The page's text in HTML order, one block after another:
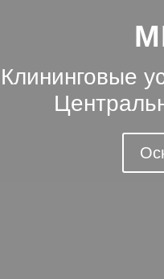
Клининговые